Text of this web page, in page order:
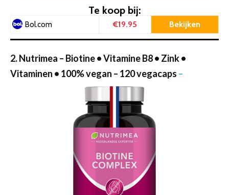
Te koop bij:
Bol.com €19.95 Bekijken
2. Nutrimea – Biotine • Vitamine B8 • Zink •
Vitaminen • 100% vegan – 120 vegacaps –